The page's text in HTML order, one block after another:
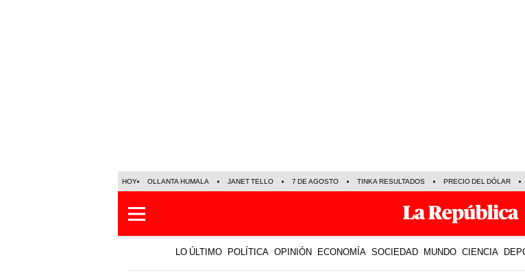
HOY OLLANTA HUMALA JANET TELLO 7 DE AGOSTO TINKA RESULTADOS PRECIO DEL DÓLAR
LO ÚLTIMO POLÍTICA OPINIÓN ECONOMÍA SOCIEDAD MUNDO CIENCIA